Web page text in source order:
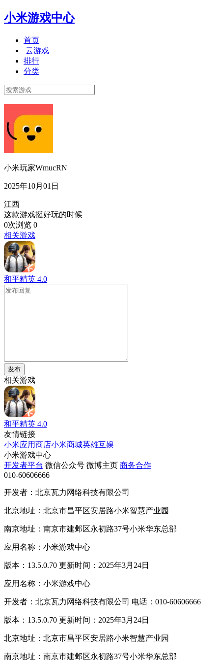
小米游戏中心
首页
云游戏
排行
分类
小米玩家WmucRN
2025年10月01日
江西
这款游戏挺好玩的时候
0次浏览 0
相关游戏
和平精英 4.0
发布
相关游戏
和平精英 4.0
友情链接
小米应用商店小米商城英雄互娱
小米游戏中心
开发者平台 微信公众号 微博主页 商务合作
010-60606666
开发者：北京瓦力网络科技有限公司
北京地址：北京市昌平区安居路小米智慧产业园
南京地址：南京市建邺区永初路37号小米华东总部
应用名称：小米游戏中心
版本：13.5.0.70 更新时间：2025年3月24日
应用名称：小米游戏中心
开发者：北京瓦力网络科技有限公司 电话：010-60606666
版本：13.5.0.70 更新时间：2025年3月24日
北京地址：北京市昌平区安居路小米智慧产业园
南京地址：南京市建邺区永初路37号小米华东总部